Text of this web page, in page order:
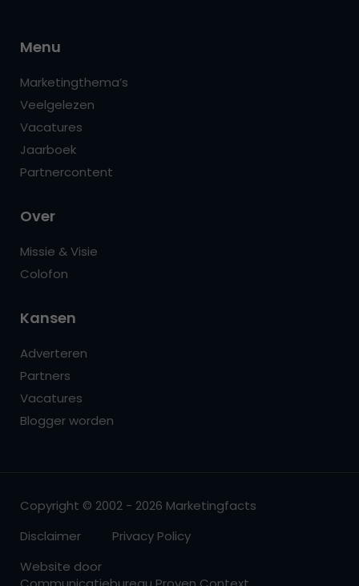
Menu
Marketingthema’s
Veelgelezen
Vacatures
Jaarboek
Partnercontent
Over
Missie & Visie
Colofon
Kansen
Adverteren
Partners
Vacatures
Blogger worden
Copyright © 2002 - 2026 Marketingfacts
Disclaimer
Privacy Policy
Website door